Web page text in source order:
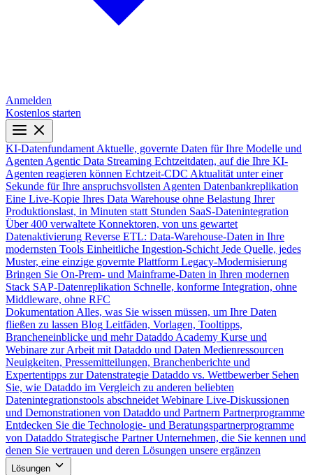
Anmelden
Kostenlos starten
KI-Datenfundament Aktuelle, governte Daten für Ihre Modelle und
Agenten Agentic Data Streaming Echtzeitdaten, auf die Ihre KI-
Agenten reagieren können Echtzeit-CDC Aktualität unter einer
Sekunde für Ihre anspruchsvollsten Agenten Datenbankreplikation
Eine Live-Kopie Ihres Data Warehouse ohne Belastung Ihrer
Produktionslast, in Minuten statt Stunden SaaS-Datenintegration
Über 400 verwaltete Konnektoren, von uns gewartet
Datenaktivierung Reverse ETL: Data-Warehouse-Daten in Ihre
modernsten Tools Einheitliche Ingestion-Schicht Jede Quelle, jedes
Muster, eine einzige governte Plattform Legacy-Modernisierung
Bringen Sie On-Prem- und Mainframe-Daten in Ihren modernen
Stack SAP-Datenreplikation Schnelle, konforme Integration, ohne
Middleware, ohne RFC
Dokumentation Alles, was Sie wissen müssen, um Ihre Daten
fließen zu lassen Blog Leitfäden, Vorlagen, Tooltipps,
Brancheneinblicke und mehr Dataddo Academy Kurse und
Webinare zur Arbeit mit Dataddo und Daten Medienressourcen
Neuigkeiten, Pressemitteilungen, Branchenberichte und
Expertentipps zur Datenstrategie Dataddo vs. Wettbewerber Sehen
Sie, wie Dataddo im Vergleich zu anderen beliebten
Datenintegrationstools abschneidet Webinare Live-Diskussionen
und Demonstrationen von Dataddo und Partnern Partnerprogramme
Entdecken Sie die Technologie- und Beratungspartnerprogramme
von Dataddo Strategische Partner Unternehmen, die Sie kennen und
denen Sie vertrauen und deren Lösungen unsere ergänzen
Lösungen